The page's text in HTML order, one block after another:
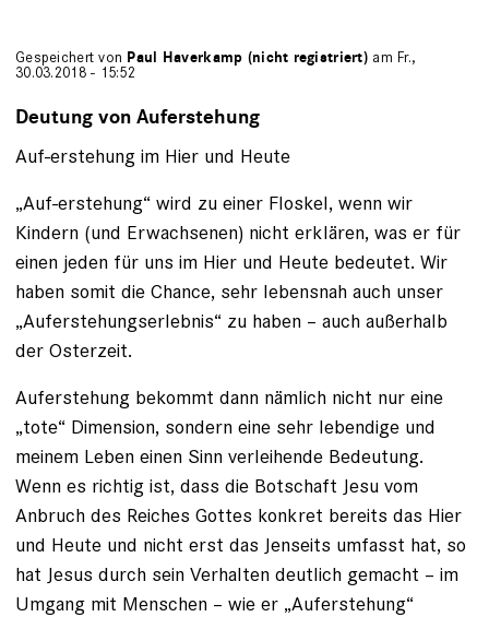
Gespeichert von Paul Haverkamp (nicht registriert) am Fr.,
30.03.2018 - 15:52
Deutung von Auferstehung
Auf-erstehung im Hier und Heute
„Auf-erstehung“ wird zu einer Floskel, wenn wir
Kindern (und Erwachsenen) nicht erklären, was er für
einen jeden für uns im Hier und Heute bedeutet. Wir
haben somit die Chance, sehr lebensnah auch unser
„Auferstehungserlebnis“ zu haben – auch außerhalb
der Osterzeit.
Auferstehung bekommt dann nämlich nicht nur eine
„tote“ Dimension, sondern eine sehr lebendige und
meinem Leben einen Sinn verleihende Bedeutung.
Wenn es richtig ist, dass die Botschaft Jesu vom
Anbruch des Reiches Gottes konkret bereits das Hier
und Heute und nicht erst das Jenseits umfasst hat, so
hat Jesus durch sein Verhalten deutlich gemacht – im
Umgang mit Menschen – wie er „Auferstehung“